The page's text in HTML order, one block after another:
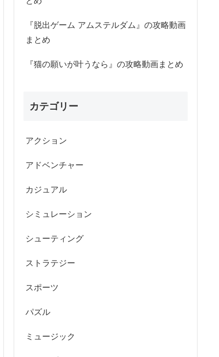
『脱出ゲーム アムステルダム』の攻略動画
まとめ
『猫の願いが叶うなら』の攻略動画まとめ
カテゴリー
アクション
アドベンチャー
カジュアル
シミュレーション
シューティング
ストラテジー
スポーツ
パズル
ミュージック